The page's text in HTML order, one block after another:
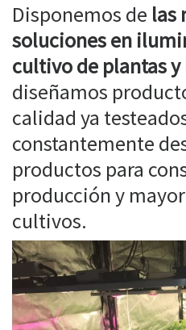
Disponemos de las
soluciones en
cultivo de plantas
diseñamos
calidad ya
constantemente
productos para
producción y
cultivos.